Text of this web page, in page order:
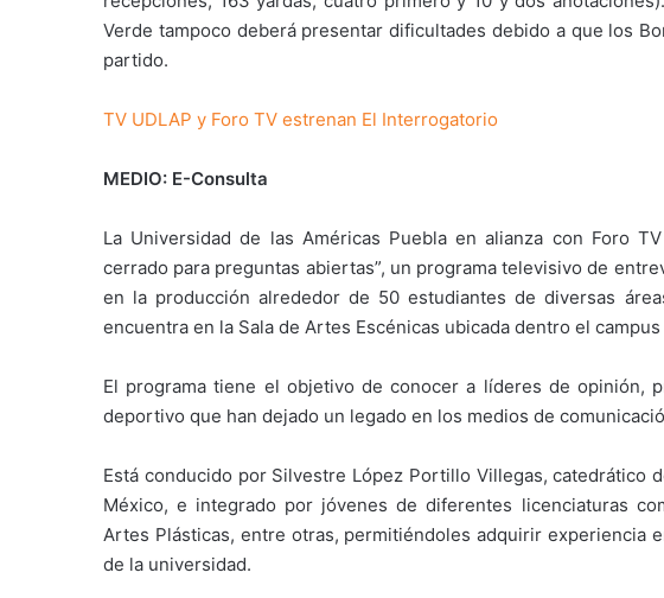
Verde tampoco deberá presentar dificultades debido a que los
partido.
TV UDLAP y Foro TV estrenan El Interrogatorio
MEDIO: E-Consulta
La Universidad de las Américas Puebla en alianza con Foro
cerrado para preguntas abiertas”, un programa televisivo de
en la producción alrededor de 50 estudiantes de diversas
encuentra en la Sala de Artes Escénicas ubicada dentro el
El programa tiene el objetivo de conocer a líderes de opinión,
deportivo que han dejado un legado en los medios de
Está conducido por Silvestre López Portillo Villegas, catedrático
México, e integrado por jóvenes de diferentes licenciaturas
Artes Plásticas, entre otras, permitiéndoles adquirir experiencia
de la universidad.